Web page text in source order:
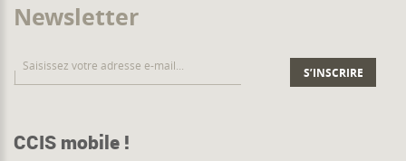
Newsletter
CCIS mobile !